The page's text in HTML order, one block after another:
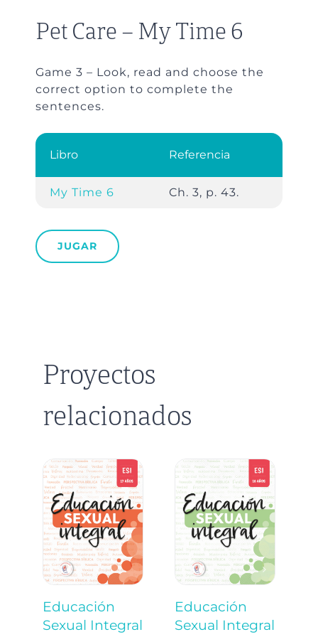
Pet Care – My Time 6
Game 3 – Look, read and choose the
correct option to complete the
sentences.
Libro Referencia
My Time 6 Ch. 3, p. 43.
JUGAR
Proyectos
relacionados
Educación
Sexual Integral
Educación
Sexual Integral